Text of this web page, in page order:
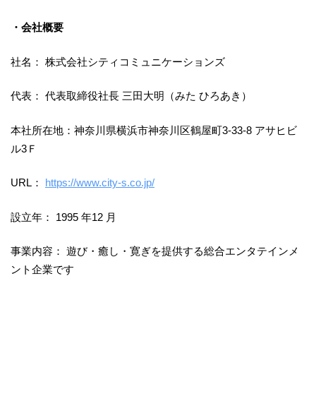
・会社概要
社名： 株式会社シティコミュニケーションズ
代表： 代表取締役社⻑ 三田大明（みた ひろあき）
本社所在地：神奈川県横浜市神奈川区鶴屋町3-33-8 アサヒビ
ル3Ｆ
URL： https://www.city-s.co.jp/
設⽴年： 1995 年12 月
事業内容： 遊び・癒し・寛ぎを提供する総合エンタテインメ
ント企業です